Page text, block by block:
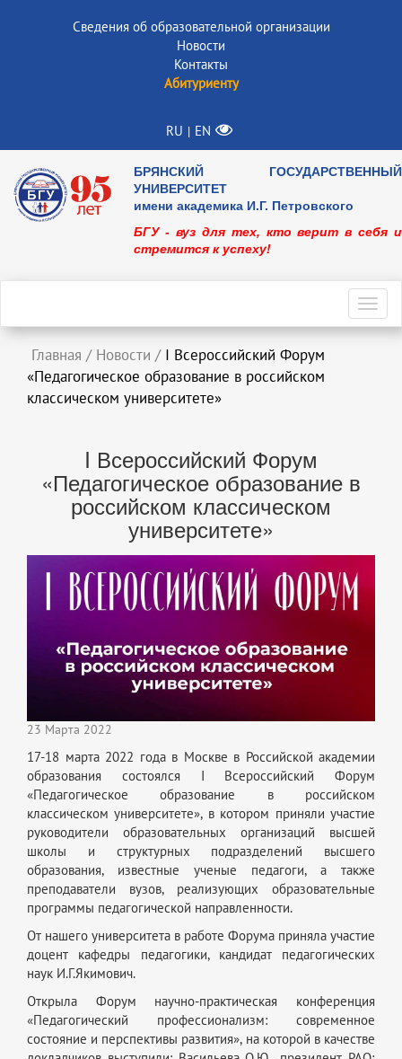
Сведения об образовательной организации
Новости
Контакты
Абитуриенту
RU | EN
БРЯНСКИЙ ГОСУДАРСТВЕННЫЙ
УНИВЕРСИТЕТ
имени академика И.Г. Петровского
БГУ - вуз для тех, кто верит в себя и
стремится к успеху!
Главная / Новости / I Всероссийский Форум
«Педагогическое образование в российском
классическом университете»
I Всероссийский Форум
«Педагогическое образование в
российском классическом
университете»
23 Марта 2022
17-18 марта 2022 года в Москве в Российской академии
образования состоялся I Всероссийский Форум
«Педагогическое образование в российском
классическом университете», в котором приняли участие
руководители образовательных организаций высшей
школы и структурных подразделений высшего
образования, известные ученые педагоги, а также
преподаватели вузов, реализующих образовательные
программы педагогической направленности.
От нашего университета в работе Форума приняла участие
доцент кафедры педагогики, кандидат педагогических
наук И.Г.Якимович.
Открыла Форум научно-практическая конференция
«Педагогический профессионализм: современное
состояние и перспективы развития», на которой в качестве